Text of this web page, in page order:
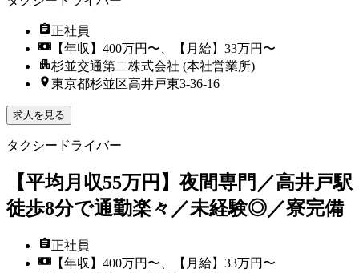
正社員
【年収】400万円〜、【月給】33万円〜
杉並交通第二株式会社 (本社営業所)
東京都杉並区高井戸東3‐36‐16
求人を見る
タクシードライバー
【平均月収55万円】夜間専門／高井戸駅
徒歩8分で通勤楽々／未経験◎／寮完備
正社員
【年収】400万円〜、【月給】33万円〜